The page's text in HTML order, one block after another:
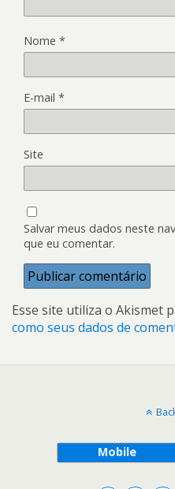
Nome *
E-mail *
Site
Salvar meus dados neste
que eu comentar.
Esse site utiliza o Akismet
como seus dados de
Mobile